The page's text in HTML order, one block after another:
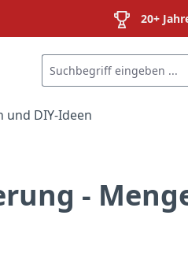
20+
und DIY-Ideen
-